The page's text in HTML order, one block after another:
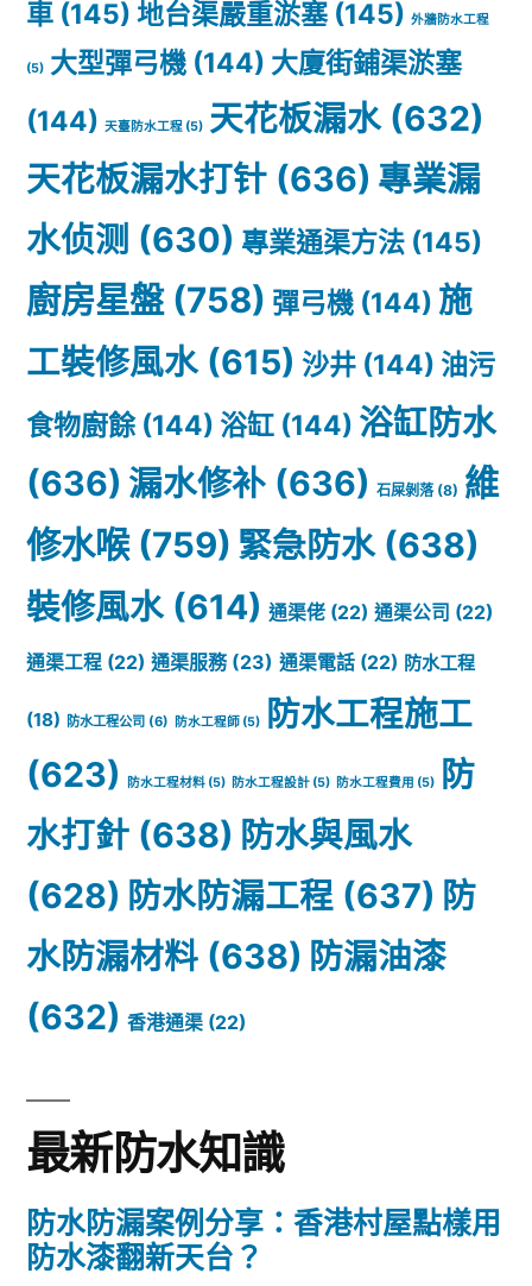
車 (145) 地台渠嚴重淤塞(145) 外牆防水工程
(5) 大型彈弓機 (144) 大廈街鋪渠淤塞
(144) 天臺防水工程 (5) 天花板漏水(632)
天花板漏水打针 (636) 專業漏
水侦测 (630) 專業通渠方法 (145)
廚房星盤(758) 彈弓機 (144) 施
工裝修風水(615) 沙井 (144) 油污
食物廚餘(144) 浴缸 (144) 浴缸防水
(636) 漏水修补 (636) 石屎剝落(8) 維
修水喉(759) 緊急防水(638)
裝修風水(614) 通渠佬 (22) 通渠公司 (22)
通渠工程 (22) 通渠服務(23) 通渠電話 (22) 防水工程
(18) 防水工程公司 (6) 防水工程師 (5)
防水工程施工
(623)
防水工程材料 (5) 防水工程設計 (5) 防水工程費用 (5)
防
水打針 (638) 防水與風水
(628) 防水防漏工程 (637) 防
水防漏材料 (638) 防漏油漆
(632) 香港通渠 (22)
最新防水知識
防水防漏案例分享：香港村屋點樣用
防水漆翻新天台？